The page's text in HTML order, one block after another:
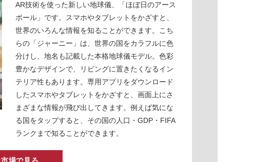
AR技術を使った新しい地球儀、「ほぼ日のアース
ボール」です。スマホやタブレットをかざすと、
世界のいろんな情報を知ることができます。こち
らの「ジャーニー」は、世界の国をカラフルに色
分けし、地名も記載した本格地球儀モデル。色彩
豊かなデザインで、リビングに置きたくなるイン
テリア性もあります。専用アプリをダウンロード
したスマホやタブレットをかざすと、画面上にさ
まざまな情報が飛び出してきます。例えば気にな
る国をタップすると、その国の人口・GDP・FIFA
ランクまで知ることができます。